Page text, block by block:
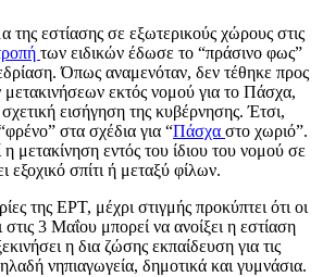
της εστίασης σε εξωτερικούς χώρους στις
των ειδικών έδωσε το “πράσινο φως”
Όπως αναμενόταν, δεν τέθηκε προς
εκτός νομού για το Πάσχα,
εισήγηση της κυβέρνησης. Έτσι,
στα σχέδια για “Πάσχα στο χωριό”.
μετακίνηση εντός του ίδιου του νομού σε
εξοχικό σπίτι ή μεταξύ φίλων.
της ΕΡΤ, μέχρι στιγμής προκύπτει ότι οι
στις 3 Μαΐου μπορεί να ανοίξει η εστίαση
η δια ζώσης εκπαίδευση για τις
νηπιαγωγεία, δημοτικά και γυμνάσια.